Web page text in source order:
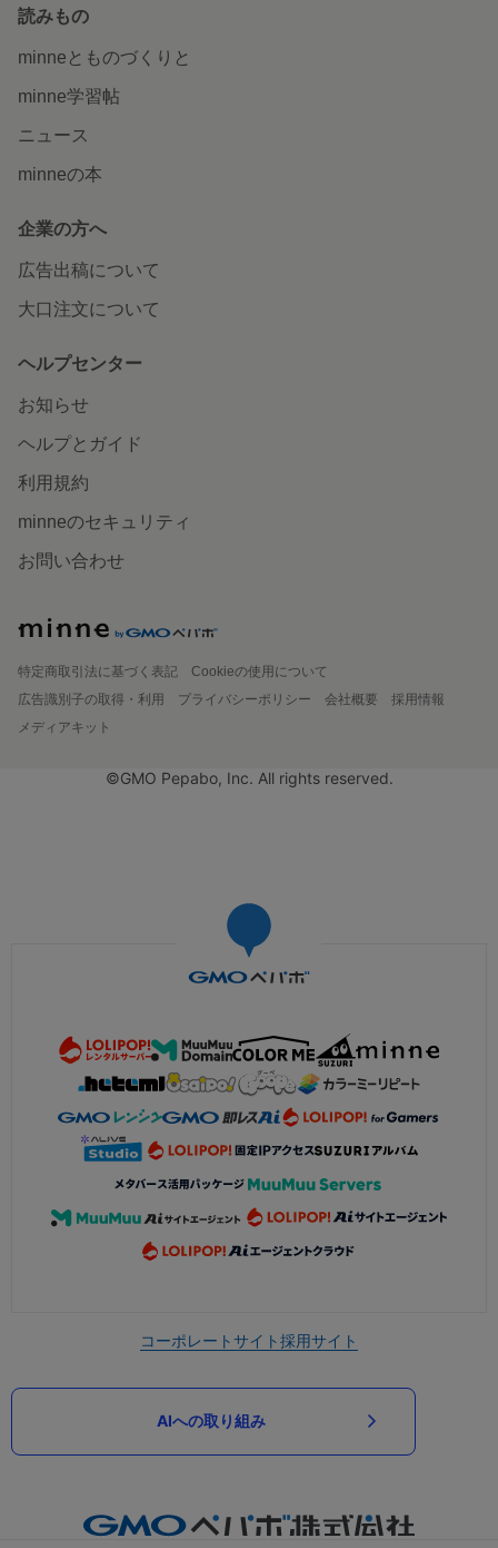
読みもの
minneとものづくりと
minne学習帖
ニュース
minneの本
企業の方へ
広告出稿について
大口注文について
ヘルプセンター
お知らせ
ヘルプとガイド
利用規約
minneのセキュリティ
お問い合わせ
特定商取引法に基づく表記
Cookieの使用について
広告識別子の取得・利用
プライバシーポリシー 会社概要
採用情報
メディアキット
©GMO Pepabo, Inc. All rights reserved.
コーポレートサイト採用サイト
AIへの取り組み